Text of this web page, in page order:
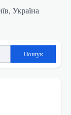
Україна
Пошук